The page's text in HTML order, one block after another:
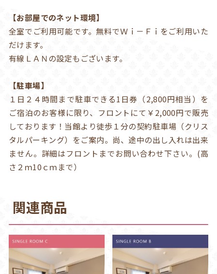
【お部屋でのネット環境】
全室でご利用可能です。無料でＷｉ－Ｆｉをご利用いた
だけます。
有線ＬＡＮの設定もございます。
【駐車場】
１日２４時間まで駐車できる1日券（2,800円相当）を
ご宿泊のお客様に限り、フロントにて￥2,000円で販売
しております！当館より徒歩１分の契約駐車場（クリス
タルパーキング）をご案内。尚、途中の出し入れは出来
ません。詳細はフロントまでお問い合わせ下さい。(高
さ２ｍ10ｃｍまで）
関連商品